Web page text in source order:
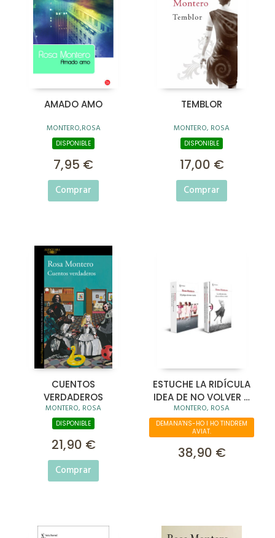
AMADO AMO
MONTERO,ROSA
DISPONIBLE
7,95 €
Comprar
TEMBLOR
MONTERO, ROSA
DISPONIBLE
17,00 €
Comprar
CUENTOS
VERDADEROS
MONTERO, ROSA
DISPONIBLE
21,90 €
Comprar
ESTUCHE LA RIDÍCULA
IDEA DE NO VOLVER A
VERTE + EL PELIGRO DE
ESTAR CUERDA
MONTERO, ROSA
DEMANA'NS-HO I HO TINDREM
AVIAT.
38,90 €